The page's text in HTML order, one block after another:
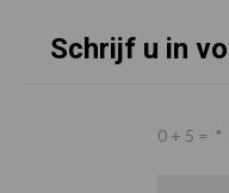
Schrijf u in
0 + 5 = *